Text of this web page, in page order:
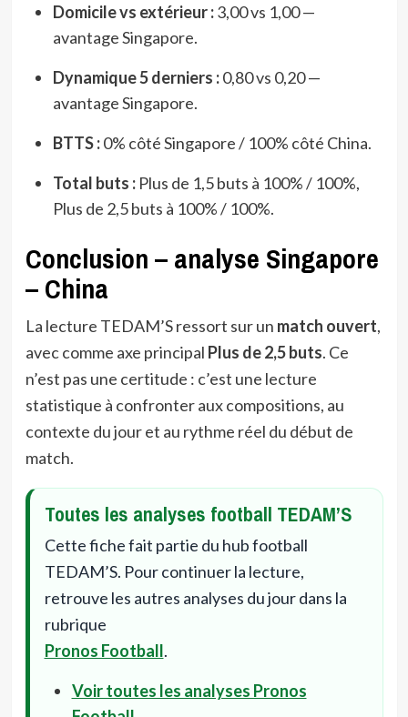
Domicile vs extérieur :3,00 vs 1,00 —
avantage Singapore.
Dynamique 5 derniers :0,80 vs 0,20 —
avantage Singapore.
BTTS :0% côté Singapore / 100% côté China.
Total buts :Plus de 1,5 buts à 100% / 100%,
Plus de 2,5 buts à 100% / 100%.
Conclusion – analyse Singapore
– China
La lecture TEDAM’S ressort sur un match ouvert,
avec comme axe principal Plus de 2,5 buts. Ce
n’est pas une certitude : c’est une lecture
statistique à confronter aux compositions, au
contexte du jour et au rythme réel du début de
match.
Toutes les analyses football TEDAM’S
Cette fiche fait partie du hub football
TEDAM’S. Pour continuer la lecture,
retrouve les autres analyses du jour dans la
rubrique
Pronos Football.
Voir toutes les analyses Pronos